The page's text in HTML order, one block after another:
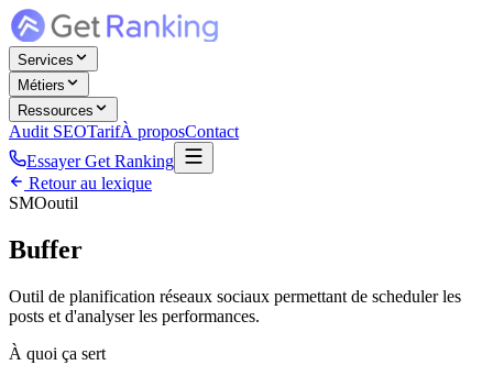
Services
Métiers
Ressources
Audit SEOTarifÀ proposContact
Essayer Get Ranking
Retour au lexique
SMOoutil
Buffer
Outil de planification réseaux sociaux permettant de scheduler les
posts et d'analyser les performances.
À quoi ça sert